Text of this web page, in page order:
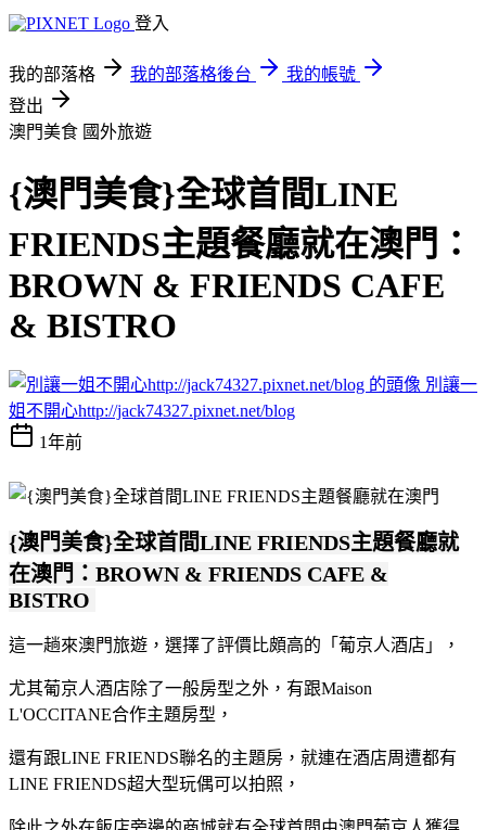
登入
我的部落格 我的部落格後台
我的帳號
登出
澳門美食 國外旅遊
{澳門美食}全球首間LINE
FRIENDS主題餐廳就在澳門：
BROWN & FRIENDS CAFE
& BISTRO
別讓一
姐不開心http://jack74327.pixnet.net/blog
1年前
{澳門美食}全球首間LINE FRIENDS主題餐廳就
在澳門：BROWN & FRIENDS CAFE &
BISTRO
這一趟來澳門旅遊，選擇了評價比頗高的「葡京人酒店」，
尤其葡京人酒店除了一般房型之外，有跟Maison
L'OCCITANE合作主題房型，
還有跟LINE FRIENDS聯名的主題房，就連在酒店周遭都有
LINE FRIENDS超大型玩偶可以拍照，